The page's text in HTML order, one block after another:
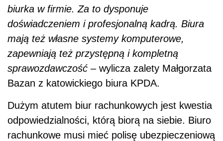
biurka w firmie. Za to dysponuje
doświadczeniem i profesjonalną kadrą. Biura
mają też własne systemy komputerowe,
zapewniają też przystępną i kompletną
sprawozdawczość –wylicza zalety Małgorzata
Bazan z katowickiego biura KPDA.
Dużym atutem biur rachunkowych jest kwestia
odpowiedzialności, którą biorą na siebie. Biuro
rachunkowe musi mieć polisę ubezpieczeniową